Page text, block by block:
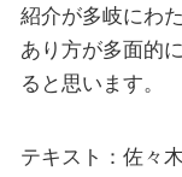
紹介が多岐にわ
あり方が多面的
ると思います。
テキスト：佐々